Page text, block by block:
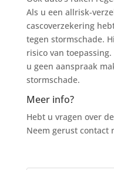
Als u een allrisk-
cascoverzekering
tegen stormschade.
risico van
u geen aanspraak
stormschade.
Meer info?
Hebt u vragen over
Neem gerust contact